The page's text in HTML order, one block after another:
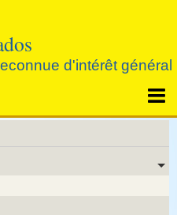
d'intérêt général